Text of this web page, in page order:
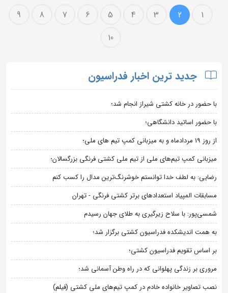
1
2
3
4
5
6
7
8
9
10
جدید ترین اخبار فدراسیون
با حضور در خانه کشتی شیراز انجام شد؛
با حضور اساتید دانشگاهی؛
از روز 19 مردادماه و به میزبانی کمپ تیم های ملی؛
میزبانی کمپ تیم‌های ملی از تیم ملی کشتی فرنگی بزرگسالان؛
رضایی: به لطف خدا توانستم خوشرنگ‌ترین مدال را کسب کنم
مسابقات المپیاد استعدادهای برتر کشتی فرنگی - تهران
شمسی‌پور: با سلاح زیرگیری به طلای جهان رسیدم
به همت اندیشکده فدراسیون کشتی برگزار شد؛
بر اساس تقویم فدراسیون کشتی؛
مروری بر زندگی پهلوانی که در راه وطن آسمانی شد؛
نصب تصاویر خانواده خادم در کمپ تیم‌های ملی کشتی (فیلم)